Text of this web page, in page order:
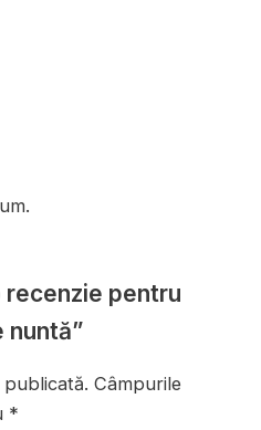
recenzie pentru
nuntă”
publicată. Câmpurile
*